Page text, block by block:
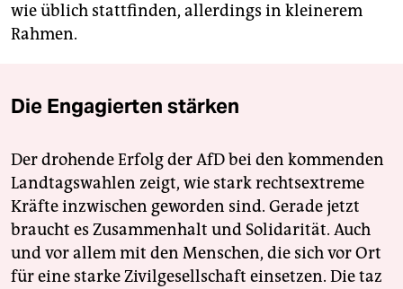
wie üblich stattfinden, allerdings in kleinerem
Rahmen.
Die Engagierten stärken
Der drohende Erfolg der AfD bei den kommenden
Landtagswahlen zeigt, wie stark rechtsextreme
Kräfte inzwischen geworden sind. Gerade jetzt
braucht es Zusammenhalt und Solidarität. Auch
und vor allem mit den Menschen, die sich vor Ort
für eine starke Zivilgesellschaft einsetzen. Die taz